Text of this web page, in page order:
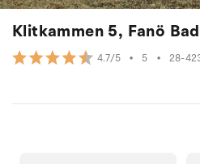
Klitkammen 5, Fanö
4.7/5 • 5 • 28-